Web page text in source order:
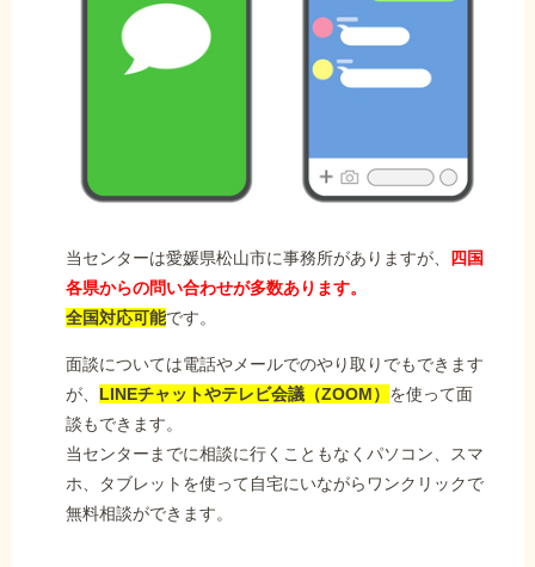
当センターは愛媛県松山市に事務所がありますが、
四国
各県からの問い合わせが多数あります。
全国対応可能です。
面談については電話やメールでのやり取りでもできます
が、 LINEチャットやテレビ会議（ZOOM） を使って面
談もできます。
当センターまでに相談に行くこともなくパソコン、スマ
ホ、タブレットを使って自宅にいながらワンクリックで
無料相談ができます。